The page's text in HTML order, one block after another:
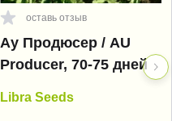
оставь отзыв
Ау Продюсер / AU
Producer, 70-75 дней
Libra Seeds